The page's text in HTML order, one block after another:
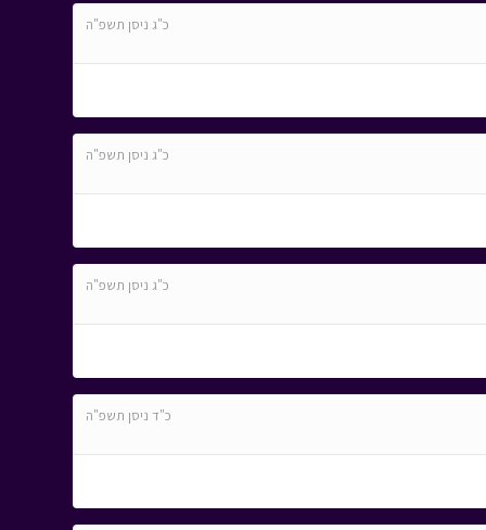
כ"ג ניסן תשפ"ה
כ"ג ניסן תשפ"ה
כ"ג ניסן תשפ"ה
כ"ד ניסן תשפ"ה